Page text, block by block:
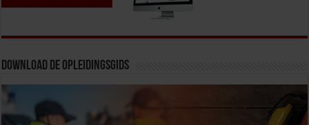
Download de opleidingsgids